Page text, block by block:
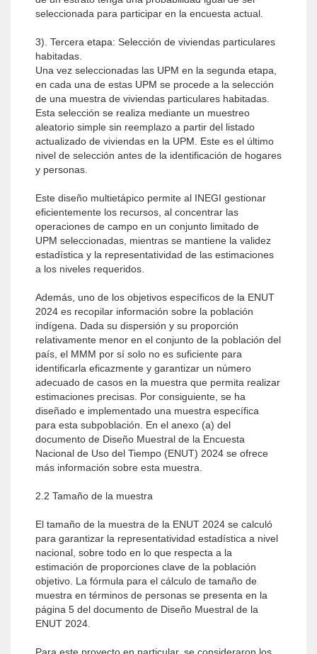
seleccionada para participar en la encuesta actual.
3). Tercera etapa: Selección de viviendas particulares
habitadas.
Una vez seleccionadas las UPM en la segunda etapa,
en cada una de estas UPM se procede a la selección
de una muestra de viviendas particulares habitadas.
Esta selección se realiza mediante un muestreo
aleatorio simple sin reemplazo a partir del listado
actualizado de viviendas en la UPM. Este es el último
nivel de selección antes de la identificación de hogares
y personas.
Este diseño multietápico permite al INEGI gestionar
eficientemente los recursos, al concentrar las
operaciones de campo en un conjunto limitado de
UPM seleccionadas, mientras se mantiene la validez
estadística y la representatividad de las estimaciones
a los niveles requeridos.
Además, uno de los objetivos específicos de la ENUT
2024 es recopilar información sobre la población
indígena. Dada su dispersión y su proporción
relativamente menor en el conjunto de la población del
país, el MMM por sí solo no es suficiente para
identificarla eficazmente y garantizar un número
adecuado de casos en la muestra que permita realizar
estimaciones precisas. Por consiguiente, se ha
diseñado e implementado una muestra específica
para esta subpoblación. En el anexo (a) del
documento de Diseño Muestral de la Encuesta
Nacional de Uso del Tiempo (ENUT) 2024 se ofrece
más información sobre esta muestra.
2.2 Tamaño de la muestra
El tamaño de la muestra de la ENUT 2024 se calculó
para garantizar la representatividad estadística a nivel
nacional, sobre todo en lo que respecta a la
estimación de proporciones clave de la población
objetivo. La fórmula para el cálculo de tamaño de
muestra en términos de personas se presenta en la
página 5 del documento de Diseño Muestral de la
ENUT 2024.